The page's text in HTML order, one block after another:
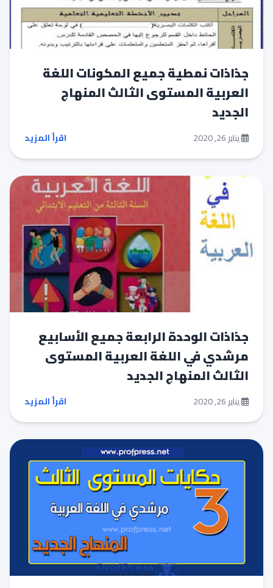
جذاذات نمطية جميع المكونات اللغة
العربية المستوى الثالث المنهاج
الجديد
يناير 26, 2020 اقرأ المزيد
جذاذات الوحدة الرابعة جميع الأسابيع
مرشدي في اللغة العربية المستوى
الثالث المنهاج الجديد
يناير 26, 2020 اقرأ المزيد